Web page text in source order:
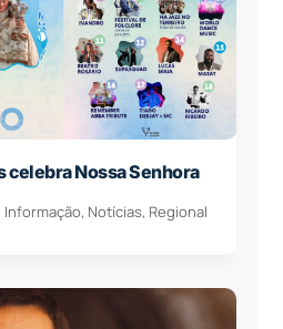
celebra Nossa Senhora
Informação, Notícias, Regional